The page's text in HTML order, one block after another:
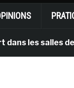
salles de